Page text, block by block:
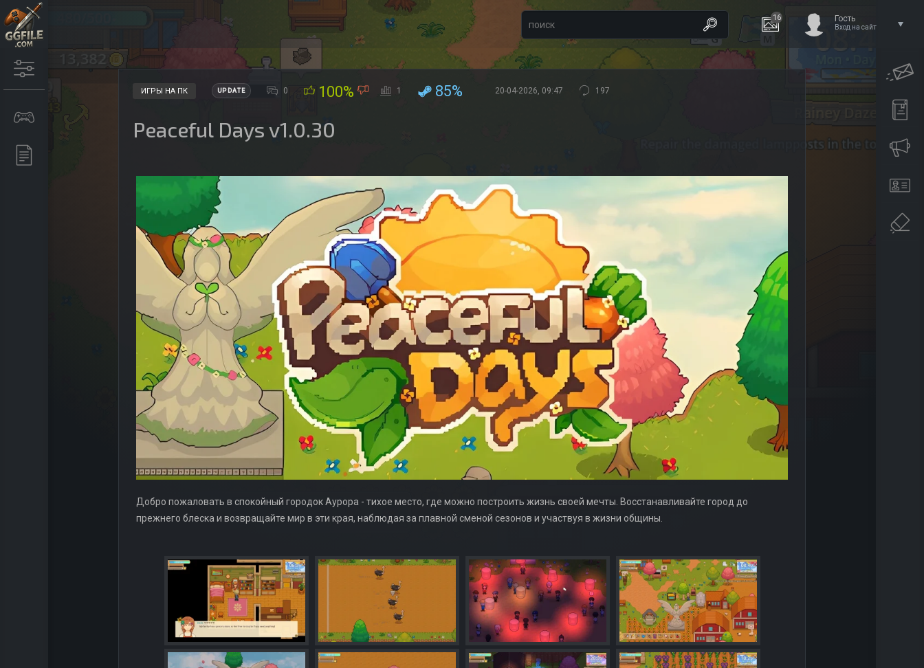
16 Гость
Вход на сайт
ИГРЫ НА ПК UPDATE 0 100% 1 85% 20-04-2026, 09:47 197
Peaceful Days v1.0.30
Добро пожаловать в спокойный городок Аурора - тихое место, где можно построить жизнь своей мечты. Восстанавливайте город до
прежнего блеска и возвращайте мир в эти края, наблюдая за плавной сменой сезонов и участвуя в жизни общины.